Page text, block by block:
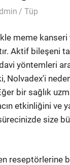
Tüp
meme
Aktif bileşeni
yöntemleri
Nolvadex'i
bir sağlık
etkinliğini ve
size
reseptörlerine